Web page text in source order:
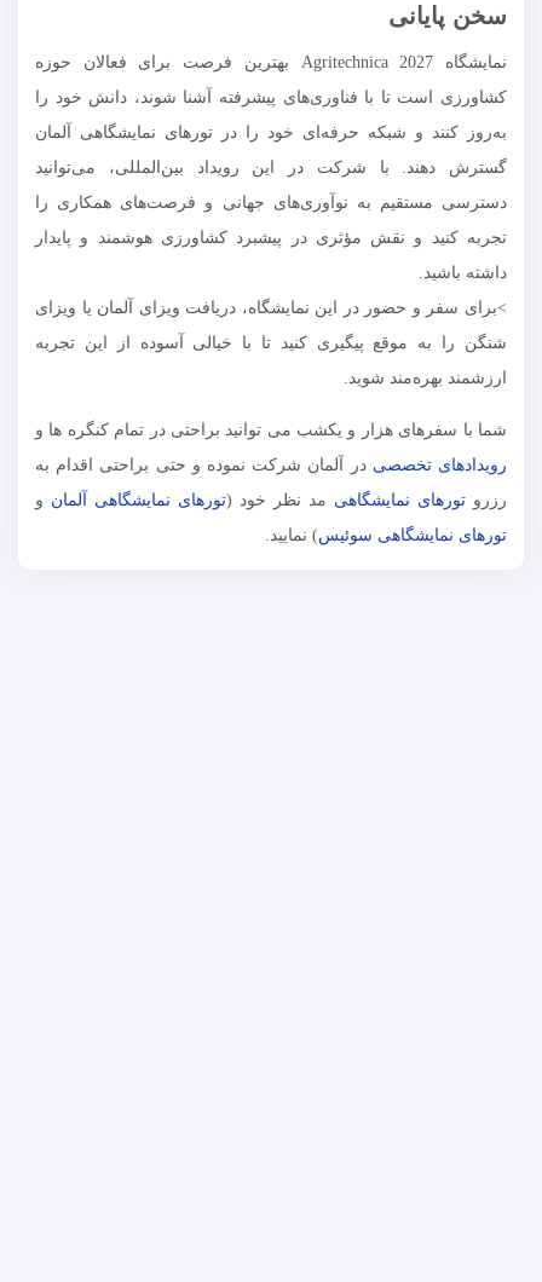
سخن پایانی
نمایشگاه Agritechnica 2027 بهترین فرصت برای فعالان حوزه
کشاورزی است تا با فناوری‌های پیشرفته آشنا شوند، دانش خود را
به‌روز کنند و شبکه حرفه‌ای خود را در تورهای نمایشگاهی آلمان
گسترش دهند. با شرکت در این رویداد بین‌المللی، می‌توانید
دسترسی مستقیم به نوآوری‌های جهانی و فرصت‌های همکاری را
تجربه کنید و نقش مؤثری در پیشبرد کشاورزی هوشمند و پایدار
داشته باشید.
>برای سفر و حضور در این نمایشگاه، دریافت ویزای آلمان یا ویزای
شنگن را به موقع پیگیری کنید تا با خیالی آسوده از این تجربه
ارزشمند بهره‌مند شوید.
شما با سفرهای هزار و یکشب می توانید براحتی در تمام کنگره ها و
رویدادهای تخصصی در آلمان شرکت نموده و حتی براحتی اقدام به
رزرو تورهای نمایشگاهی مد نظر خود (تورهای نمایشگاهی آلمان و
تورهای نمایشگاهی سوئیس) نمایید.